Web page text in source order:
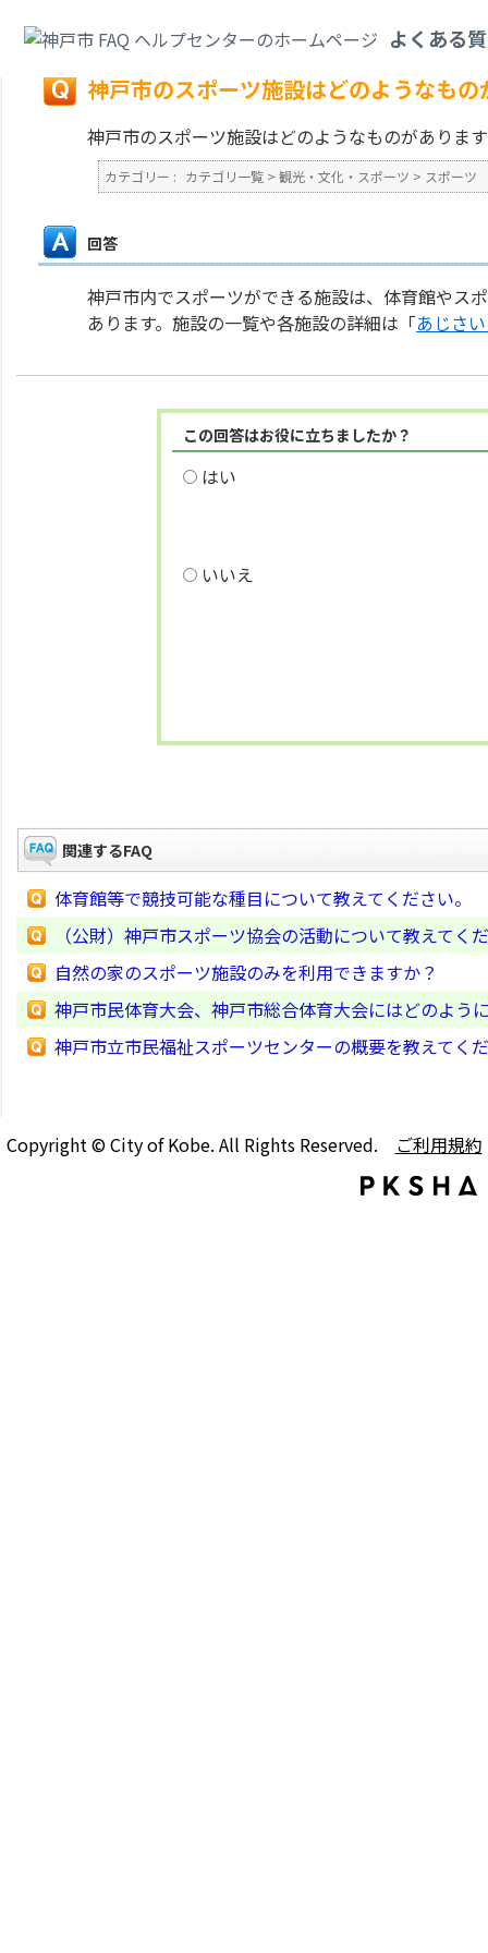
よくある
戻る
神戸市のスポーツ施設はどのようなも
神戸市のスポーツ施設はどのようなものがありま
カテゴリー : カテゴリ一覧 > 観光・文化・スポーツ > スポーツ
回答
神戸市内でスポーツができる施設は、体育館やス
あります。施設の一覧や各施設の詳細は「あじさ
この回答はお役に立ちましたか？
はい
いいえ
関連するFAQ
体育館等で競技可能な種目について教えてください。
（公財）神戸市スポーツ協会の活動について教えてく
自然の家のスポーツ施設のみを利用できますか？
神戸市民体育大会、神戸市総合体育大会にはどのよう
神戸市立市民福祉スポーツセンターの概要を教えてく
Copyright © City of Kobe. All Rights Reserved. ご利用規約